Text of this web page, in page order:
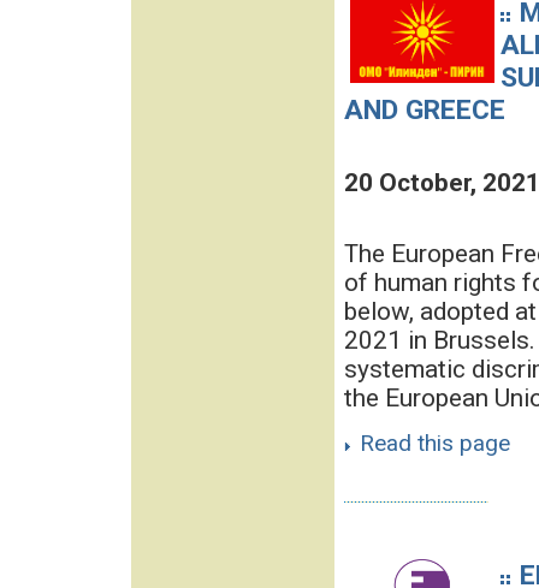
AND GREECE
20 October, 2021
The European
of human rights
below, adopted
2021 in
systematic
the European
Read this page